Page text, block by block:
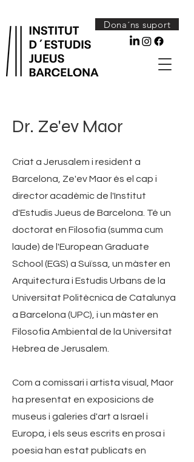
Dona´ns suport
Criat a Jerusalem i resident a
Barcelona, Ze'ev Maor és el cap i
director acadèmic de l'Institut
d'Estudis Jueus de Barcelona. Té un
doctorat en Filosofia (summa cum
laude) de l'European Graduate
School (EGS) a Suïssa, un màster en
Arquitectura i Estudis Urbans de la
Universitat Politècnica de Catalunya
a Barcelona (UPC), i un màster en
Filosofia Ambiental de la Universitat
Hebrea de Jerusalem.
Com a comissari i artista visual, Maor
ha presentat en exposicions de
museus i galeries d'art a Israel i
Europa, i els seus escrits en prosa i
poesia han estat publicats en
Dr. Ze'ev Maor